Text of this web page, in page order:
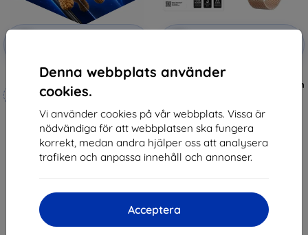
Denna webbplats använder
cookies.
Vi använder cookies på vår webbplats. Vissa är
nödvändiga för att webbplatsen ska fungera
korrekt, medan andra hjälper oss att analysera
trafiken och anpassa innehåll och annonser.
Acceptera
Rabatt
3mk Hammer protective film
Tillverkat efter mått
248 kr
223 kr
I lager 4 st
Rabatt
3MK Folia ARC Watch Forever
Forevive Petite SB-305 Fullscreen
133 kr
I lager > 5 st